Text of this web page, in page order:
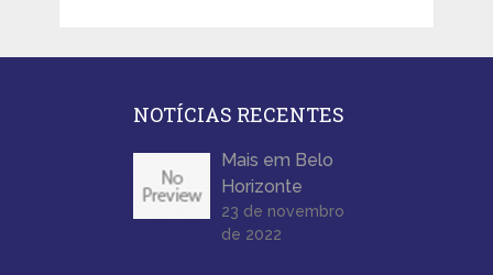
NOTÍCIAS RECENTES
Mais em Belo
Horizonte
23 de novembro
de 2022